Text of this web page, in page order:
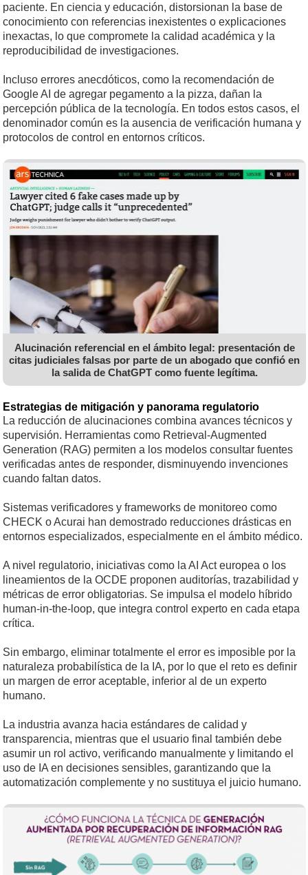
paciente. En ciencia y educación, distorsionan la base de
conocimiento con referencias inexistentes o explicaciones
inexactas, lo que compromete la calidad académica y la
reproducibilidad de investigaciones.
Incluso errores anecdóticos, como la recomendación de
Google AI de agregar pegamento a la pizza, dañan la
percepción pública de la tecnología. En todos estos casos, el
denominador común es la ausencia de verificación humana y
protocolos de control en entornos críticos.
Alucinación referencial en el ámbito legal: presentación de
citas judiciales falsas por parte de un abogado que confió en
la salida de ChatGPT como fuente legítima.
Estrategias de mitigación y panorama regulatorio
La reducción de alucinaciones combina avances técnicos y
supervisión. Herramientas como Retrieval-Augmented
Generation (RAG) permiten a los modelos consultar fuentes
verificadas antes de responder, disminuyendo invenciones
cuando faltan datos.
Sistemas verificadores y frameworks de monitoreo como
CHECK o Acurai han demostrado reducciones drásticas en
entornos especializados, especialmente en el ámbito médico.
A nivel regulatorio, iniciativas como la AI Act europea o los
lineamientos de la OCDE proponen auditorías, trazabilidad y
métricas de error obligatorias. Se impulsa el modelo híbrido
human-in-the-loop, que integra control experto en cada etapa
crítica.
Sin embargo, eliminar totalmente el error es imposible por la
naturaleza probabilística de la IA, por lo que el reto es definir
un margen de error aceptable, inferior al de un experto
humano.
La industria avanza hacia estándares de calidad y
transparencia, mientras que el usuario final también debe
asumir un rol activo, verificando manualmente y limitando el
uso de IA en decisiones sensibles, garantizando que la
automatización complemente y no sustituya el juicio humano.